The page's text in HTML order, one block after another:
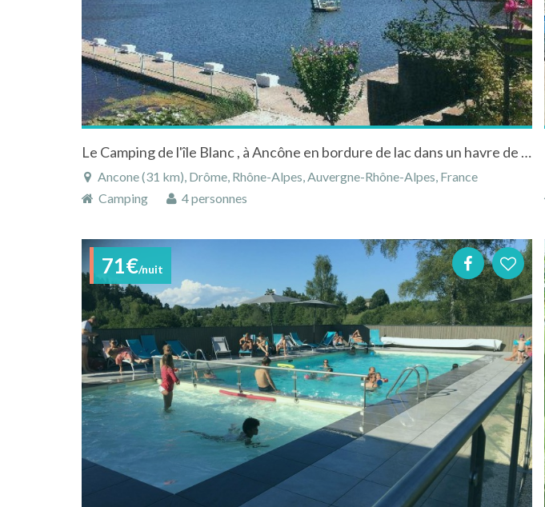
Le Camping de l'île Blanc , à Ancône en bordure de lac dans un havre de verdure
Ancone (31 km), Drôme, Rhône-Alpes, Auvergne-Rhône-Alpes, France
Camping
4 personnes
71€/nuit